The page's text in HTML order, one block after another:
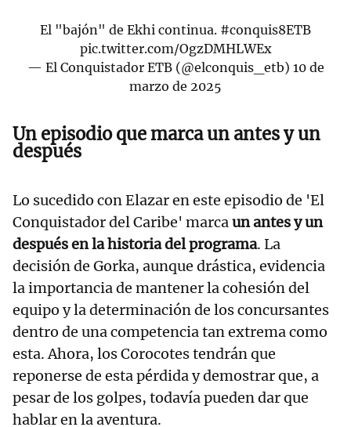
El "bajón" de Ekhi continua. #conquis8ETB
pic.twitter.com/OgzDMHLWEx
— El Conquistador ETB (@elconquis_etb) 10 de
marzo de 2025
Un episodio que marca un antes y un
después
Lo sucedido con Elazar en este episodio de 'El
Conquistador del Caribe' marcaun antes y un
después en la historia del programa. La
decisión de Gorka, aunque drástica, evidencia
la importancia de mantener la cohesión del
equipo y la determinación de los concursantes
dentro de una competencia tan extrema como
esta. Ahora, los Corocotes tendrán que
reponerse de esta pérdida y demostrar que, a
pesar de los golpes, todavía pueden dar que
hablar en la aventura.